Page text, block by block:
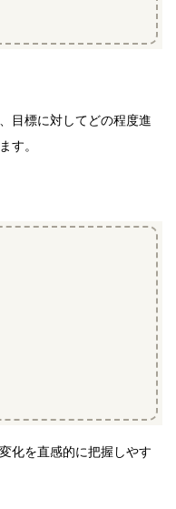
目標に対してどの程度進
す。
化を直感的に把握しやす